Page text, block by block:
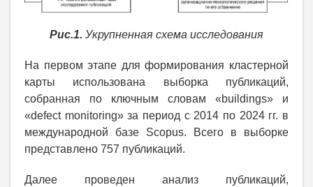
Рис.1. Укрупненная схема исследования
На первом этапе для формирования кластерной
карты использована выборка публикаций,
собранная по ключным словам «buildings» и
«defect monitoring» за период с 2014 по 2024 гг. в
международной базе Scopus. Всего в выборке
представлено 757 публикаций.
Далее проведен анализ публикаций,